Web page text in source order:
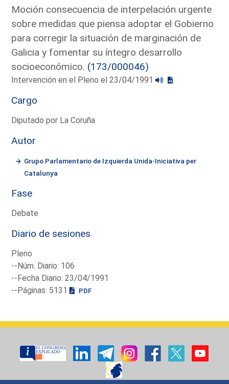
Moción consecuencia de interpelación urgente
sobre medidas que piensa adoptar el Gobierno
para corregir la situación de marginación de
Galicia y fomentar su íntegro desarrollo
socioeconómico. (173/000046)
Intervención en el Pleno el 23/04/1991
Cargo
Diputado por La Coruña
Autor
Grupo Parlamentario de Izquierda Unida-Iniciativa per
Catalunya
Fase
Debate
Diario de sesiones
Pleno
--Núm. Diario: 106
--Fecha Diario: 23/04/1991
--Páginas: 5131
PDF